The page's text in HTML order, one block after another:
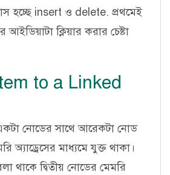
হচ্ছে insert ও delete. প্রথমেই
ক্লিয়ার করার চেষ্টা
to a Linked
নোডের সাথে আরেকটা নোড
অ্যাড্রেসের মাধ্যমে যুক্ত থাকা।
থাকে দ্বিতীয় নোডের মেমরি